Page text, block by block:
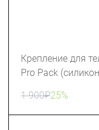
Крепление для
Pro Pack
1 900₽25%